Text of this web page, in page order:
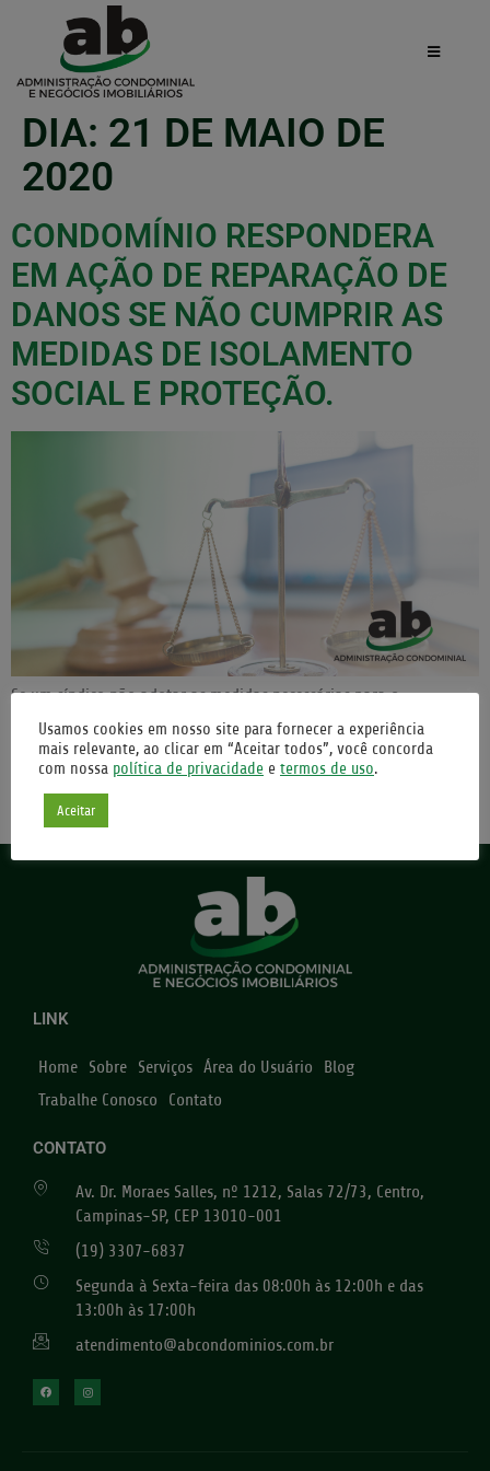
DIA: 21 DE MAIO DE
2020
CONDOMÍNIO RESPONDERA
EM AÇÃO DE REPARAÇÃO DE
DANOS SE NÃO CUMPRIR AS
MEDIDAS DE ISOLAMENTO
SOCIAL E PROTEÇÃO.
Se um síndico não adotar as medidas necessárias para o
isolamento social ou de proteção o mesmo poderá ser
responsabilizado? O síndico poderá ser responsabilizado por se
tratar de um procurador responsável pelo condomínio ou um
administrador contratado. Caso fique constatado que o síndico não
cumpriu as regras de isolamento e proteção gerando danos aos […]
LINK
Home Sobre Serviços Área do Usuário
Blog
Trabalhe Conosco
Contato
CONTATO
Av. Dr. Moraes Salles, nº 1212, Salas 72/73, Centro,
Campinas-SP, CEP 13010-001
(19) 3307-6837
Segunda à Sexta-feira das 08:00h às 12:00h e das
13:00h às 17:00h
atendimento@abcondominios.com.br
Usamos cookies em nosso site para fornecer a experiência
mais relevante, ao clicar em “Aceitar todos”, você concorda
com nossa política de privacidade e termos de uso.
Aceitar